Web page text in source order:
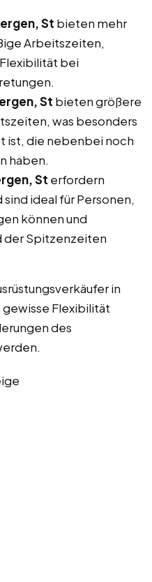
St bieten mehr
Arbeitszeiten,
bei
St bieten größere
was besonders
ist, die nebenbei noch
haben.
St erfordern
ideal für Personen,
können und
der Spitzenzeiten
in
Flexibilität
des